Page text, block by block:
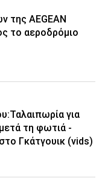
της AEGEAΝ
το αεροδρόμιο
για
τη φωτιά -
Γκάτγουικ (vids)